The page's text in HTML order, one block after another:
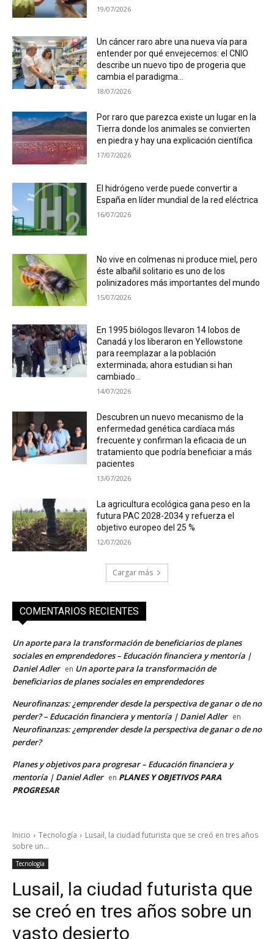
19/07/2026
Un cáncer raro abre una nueva vía para
entender por qué envejecemos: el CNIO
describe un nuevo tipo de progeria que
cambia el paradigma...
18/07/2026
Por raro que parezca existe un lugar en la
Tierra donde los animales se convierten
en piedra y hay una explicación científica
17/07/2026
El hidrógeno verde puede convertir a
España en líder mundial de la red eléctrica
16/07/2026
No vive en colmenas ni produce miel, pero
éste albañil solitario es uno de los
polinizadores más importantes del mundo
15/07/2026
En 1995 biólogos llevaron 14 lobos de
Canadá y los liberaron en Yellowstone
para reemplazar a la población
exterminada; ahora estudian si han
cambiado...
14/07/2026
Descubren un nuevo mecanismo de la
enfermedad genética cardíaca más
frecuente y confirman la eficacia de un
tratamiento que podría beneficiar a más
pacientes
13/07/2026
La agricultura ecológica gana peso en la
futura PAC 2028-2034 y refuerza el
objetivo europeo del 25 %
12/07/2026
Cargar más
COMENTARIOS RECIENTES
Un aporte para la transformación de beneficiarios de planes
sociales en emprendedores – Educación financiera y mentoría |
Daniel Adler en Un aporte para la transformación de
beneficiarios de planes sociales en emprendedores
Neurofinanzas: ¿emprender desde la perspectiva de ganar o de no
perder? – Educación financiera y mentoría | Daniel Adler en
Neurofinanzas: ¿emprender desde la perspectiva de ganar o de no
perder?
Planes y objetivos para progresar – Educación financiera y
mentoría | Daniel Adler en PLANES Y OBJETIVOS PARA
PROGRESAR